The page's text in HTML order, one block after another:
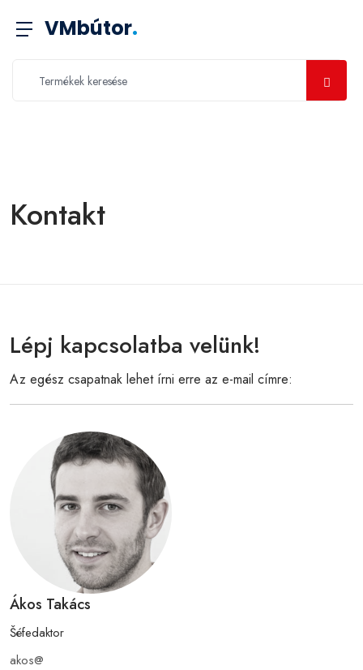
VMbútor.
Kontakt
Lépj kapcsolatba velünk!
Az egész csapatnak lehet írni erre az e-mail címre:
Ákos Takács
Šéfedaktor
akos@